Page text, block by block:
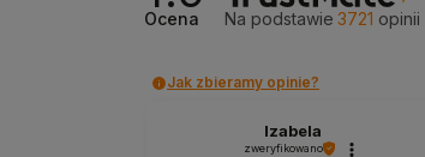
Ocena Na podstawie 3721 opinii
Jak zbieramy opinie?
Izabela
zweryfikowano